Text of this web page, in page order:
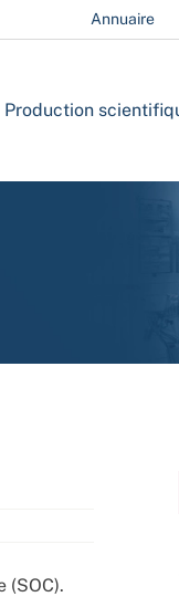
Annuaire
Production
(SOC).